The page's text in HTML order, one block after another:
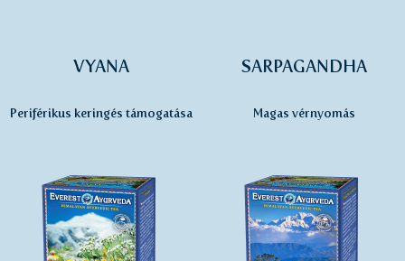
VYANA
Periférikus keringés támogatása
SARPAGANDHA
Magas vérnyomás